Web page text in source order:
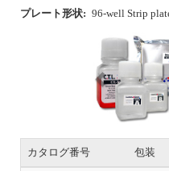
プレート形状: 96-well Strip
P
e
v
i
o
s
カタログ番号 包装